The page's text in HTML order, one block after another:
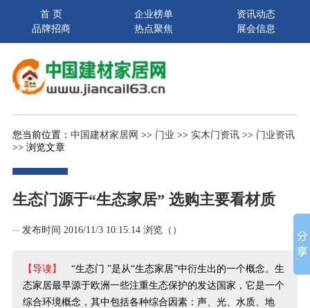
首 页 企业榜单
资讯动态
品牌招商
热点聚焦 展会信息
您当前位置： 中国建材家居网 >> 门业 >> 实木门资讯>> 门业资讯
>> 浏览文章
生态门源于“生态家居” 选购主要看材质
-- 发布时间 2016/11/3 10:15:14 浏览（ ）
【导读】
“生态门 ”是从“生态家居”中衍生出的一个概念。生
态家居最早源于欧洲一些注重生态保护的发达国家，它是一个
综合环境概念，其中包括各种综合因素：声、光、水质、地